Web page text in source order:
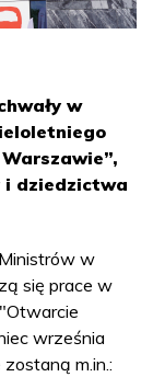
w
i dziedzictwa
w
się prace w
września
m.in.: